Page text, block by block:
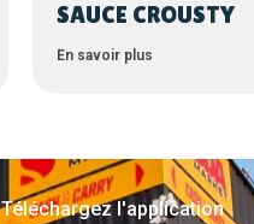
SAUCE CROUSTY
En savoir plus
Téléchargez l'application